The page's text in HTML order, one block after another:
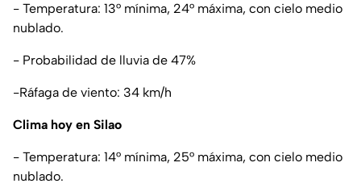
- Temperatura: 13° mínima, 24° máxima, con cielo medio
nublado.
- Probabilidad de lluvia de 47%
-Ráfaga de viento: 34 km/h
Clima hoy en Silao
- Temperatura: 14° mínima, 25° máxima, con cielo medio
nublado.